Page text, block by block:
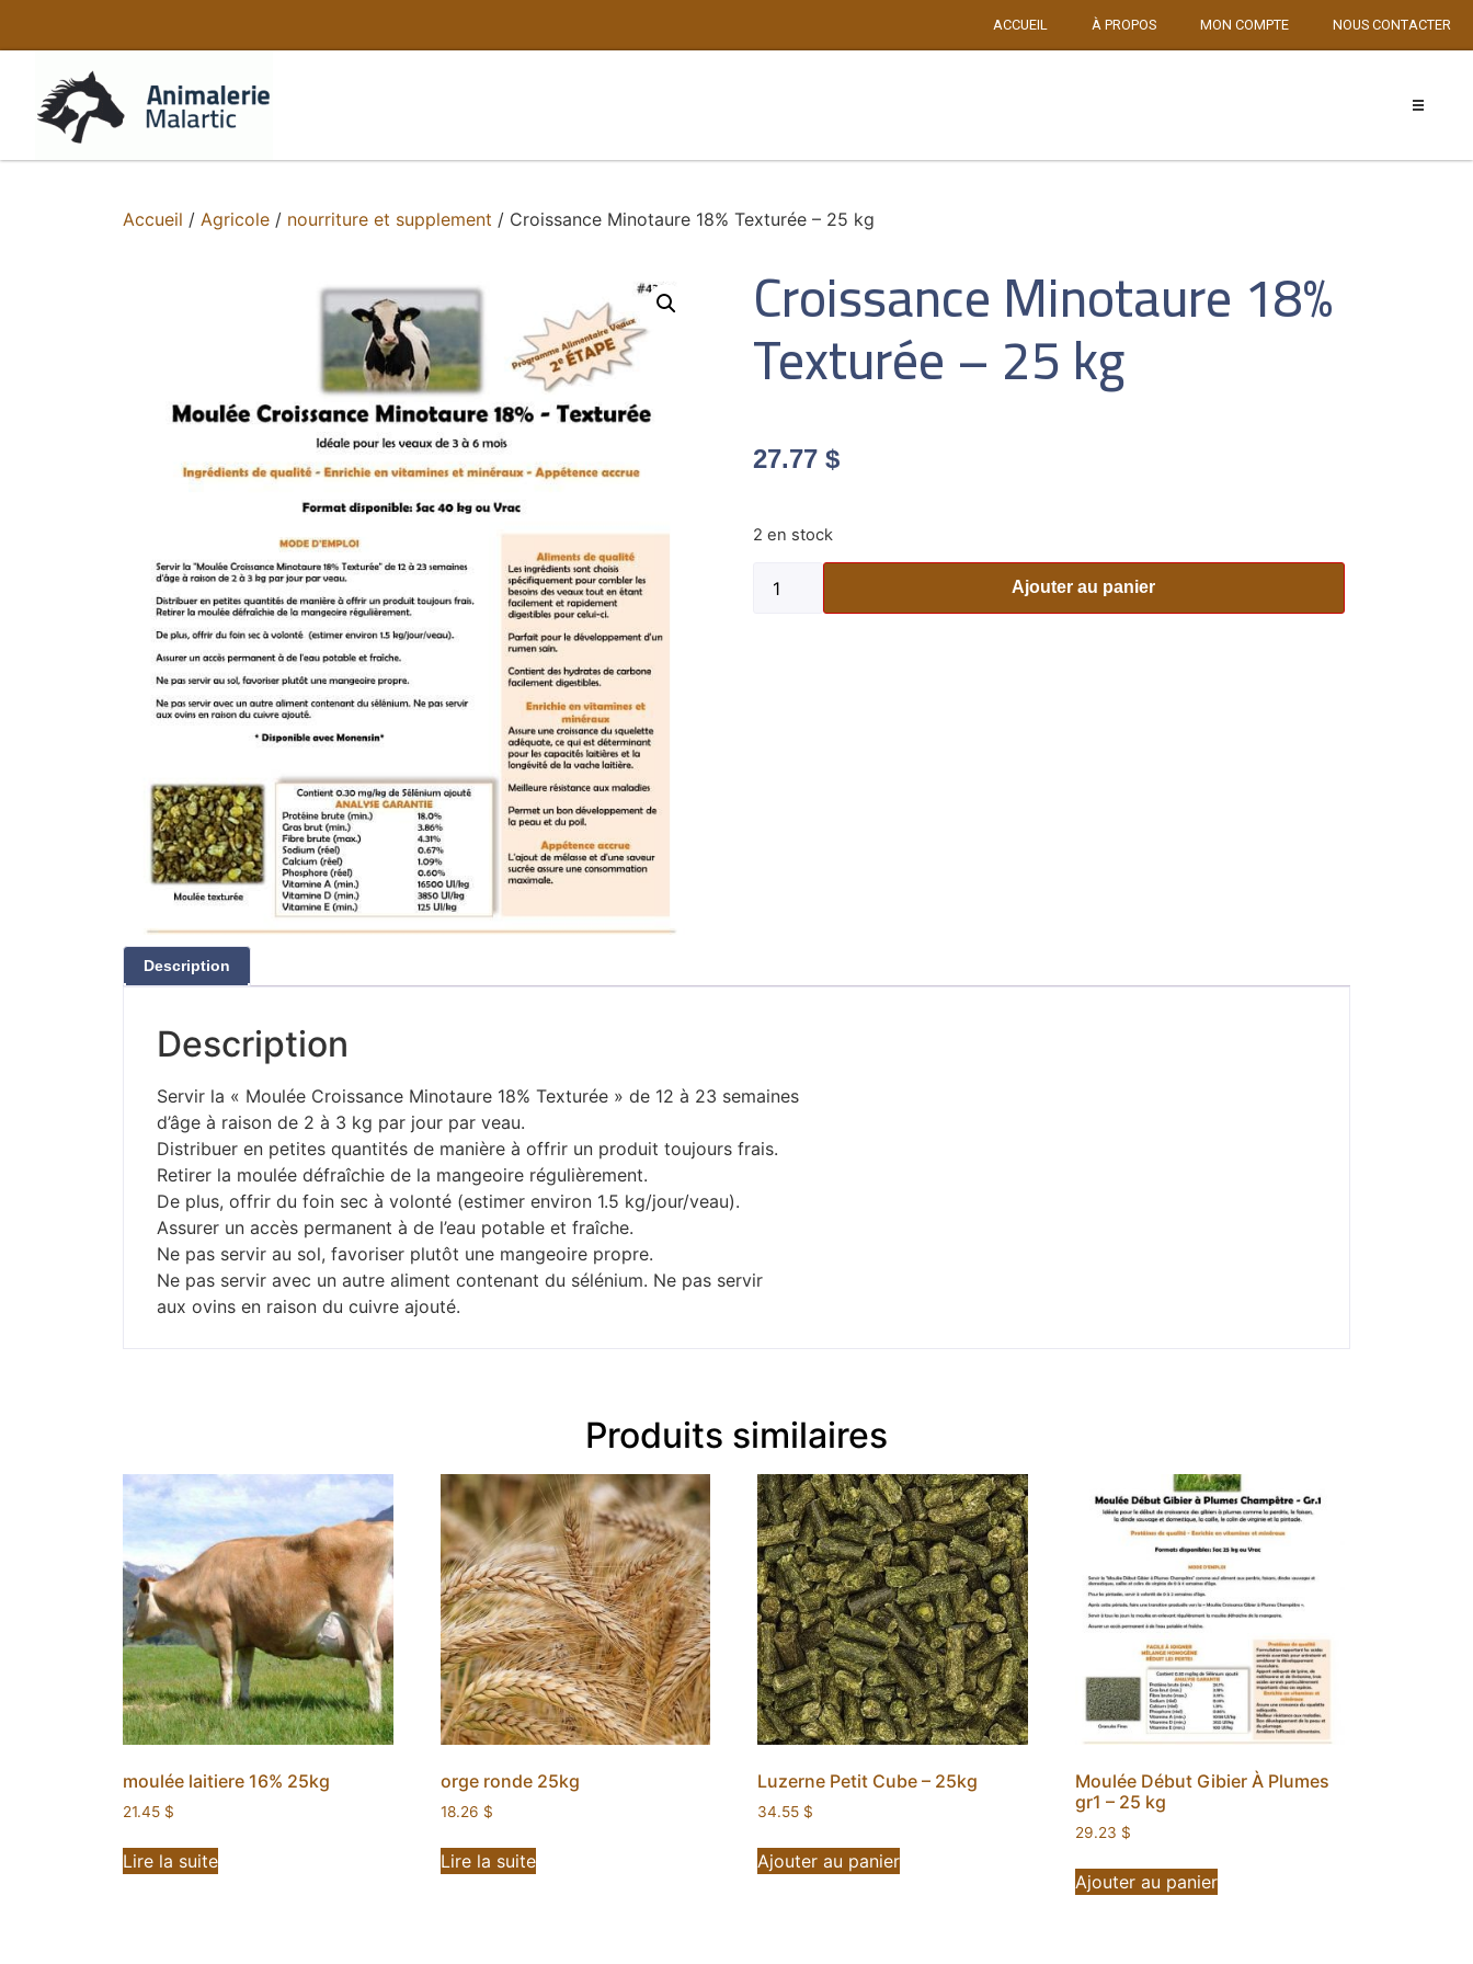
ACCUEIL À PROPOS MON COMPTE NOUS CONTACTER
Accueil / Agricole / nourriture et supplement / Croissance Minotaure 18% Texturée – 25 kg
Croissance Minotaure 18%
Texturée – 25 kg
27.77 $
2 en stock
Ajouter au panier
Description
Description
Servir la « Moulée Croissance Minotaure 18% Texturée » de 12 à 23 semaines
d’âge à raison de 2 à 3 kg par jour par veau.
Distribuer en petites quantités de manière à offrir un produit toujours frais.
Retirer la moulée défraîchie de la mangeoire régulièrement.
De plus, offrir du foin sec à volonté (estimer environ 1.5 kg/jour/veau).
Assurer un accès permanent à de l’eau potable et fraîche.
Ne pas servir au sol, favoriser plutôt une mangeoire propre.
Ne pas servir avec un autre aliment contenant du sélénium. Ne pas servir
aux ovins en raison du cuivre ajouté.
Produits similaires
moulée laitiere 16% 25kg
21.45 $
Lire la suite
orge ronde 25kg
18.26 $
Lire la suite
Luzerne Petit Cube – 25kg
34.55 $
Ajouter au panier
Moulée Début Gibier À Plumes
gr1 – 25 kg
29.23 $
Ajouter au panier